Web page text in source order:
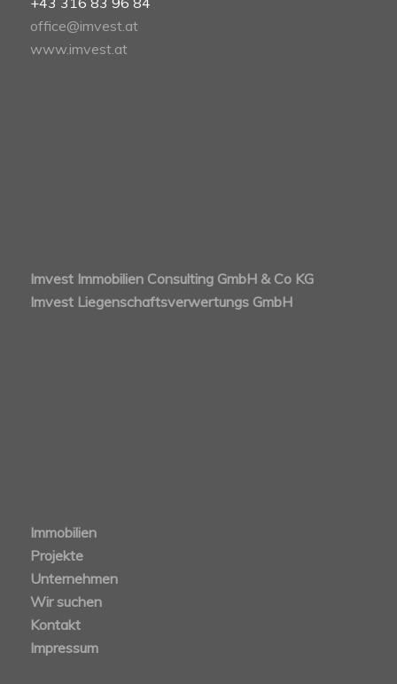
office@imvest.at
www.imvest.at
Imvest Immobilien Consulting GmbH & Co KG
Imvest Liegenschaftsverwertungs GmbH
Immobilien
Projekte
Unternehmen
Wir suchen
Kontakt
Impressum